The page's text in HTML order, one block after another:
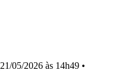
21/05/2026 às 14h49 •